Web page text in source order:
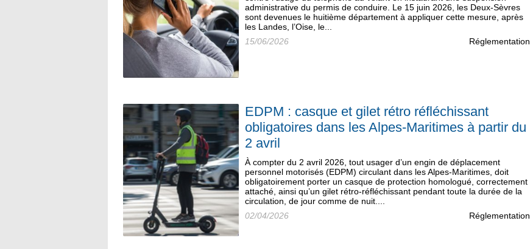
administrative du permis de conduire. Le 15 juin 2026, les Deux-Sèvres
sont devenues le huitième département à appliquer cette mesure, après
les Landes, l’Oise, le...
15/06/2026
Réglementation
EDPM : casque et gilet rétro réfléchissant
obligatoires dans les Alpes-Maritimes à partir du
2 avril
À compter du 2 avril 2026, tout usager d’un engin de déplacement
personnel motorisés (EDPM) circulant dans les Alpes-Maritimes, doit
obligatoirement porter un casque de protection homologué, correctement
attaché, ainsi qu’un gilet rétro-réfléchissant pendant toute la durée de la
circulation, de jour comme de nuit....
02/04/2026
Réglementation